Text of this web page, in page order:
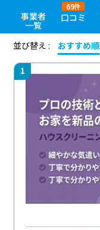
事業者
一覧
口コミ
69件
並び替え :
おすすめ順
1